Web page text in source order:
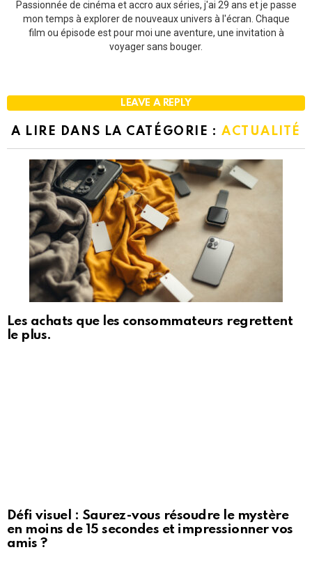
Passionnée de cinéma et accro aux séries, j'ai 29 ans et je passe
mon temps à explorer de nouveaux univers à l'écran. Chaque
film ou épisode est pour moi une aventure, une invitation à
voyager sans bouger.
LEAVE A REPLY
A LIRE DANS LA CATÉGORIE : ACTUALITÉ
Les achats que les consommateurs regrettent
le plus.
Défi visuel : Saurez-vous résoudre le mystère
en moins de 15 secondes et impressionner vos
amis ?